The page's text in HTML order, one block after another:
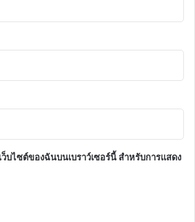
บไซต์ของฉันบนเบราว์เซอร์นี้ สำหรับการแสดง